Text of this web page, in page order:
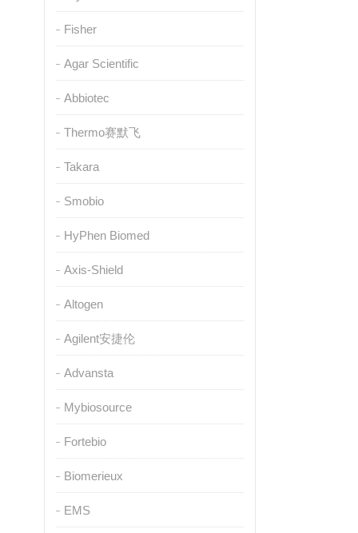
Fisher
Agar Scientific
Abbiotec
Thermo赛默飞
Takara
Smobio
HyPhen Biomed
Axis-Shield
Altogen
Agilent安捷伦
Advansta
Mybiosource
Fortebio
Biomerieux
EMS